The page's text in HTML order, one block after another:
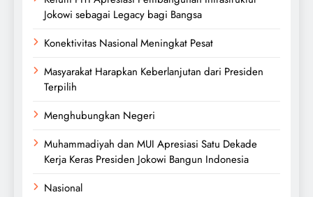
Jokowi sebagai Legacy bagi Bangsa
Konektivitas Nasional Meningkat Pesat
Masyarakat Harapkan Keberlanjutan dari Presiden
Terpilih
Menghubungkan Negeri
Muhammadiyah dan MUI Apresiasi Satu Dekade
Kerja Keras Presiden Jokowi Bangun Indonesia
Nasional